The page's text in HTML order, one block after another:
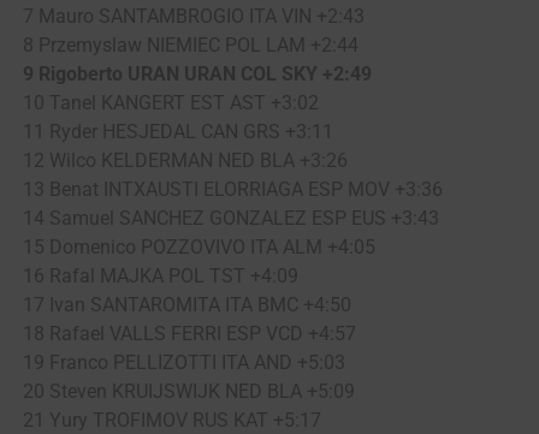
7 Mauro SANTAMBROGIO ITA VIN +2:43
8 Przemyslaw NIEMIEC POL LAM +2:44
9 Rigoberto URAN URAN COL SKY +2:49
10 Tanel KANGERT EST AST +3:02
11 Ryder HESJEDAL CAN GRS +3:11
12 Wilco KELDERMAN NED BLA +3:26
13 Benat INTXAUSTI ELORRIAGA ESP MOV +3:36
14 Samuel SANCHEZ GONZALEZ ESP EUS +3:43
15 Domenico POZZOVIVO ITA ALM +4:05
16 Rafal MAJKA POL TST +4:09
17 Ivan SANTAROMITA ITA BMC +4:50
18 Rafael VALLS FERRI ESP VCD +4:57
19 Franco PELLIZOTTI ITA AND +5:03
20 Steven KRUIJSWIJK NED BLA +5:09
21 Yury TROFIMOV RUS KAT +5:17